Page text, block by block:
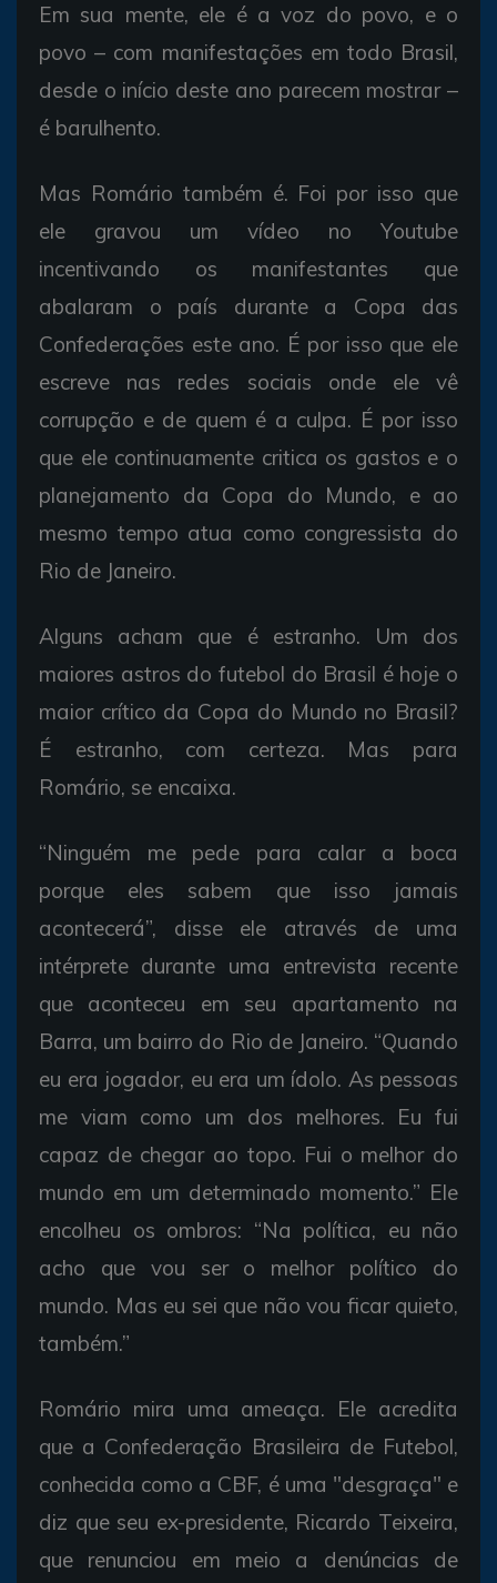
Em sua mente, ele é a voz do povo, e o
povo – com manifestações em todo Brasil,
desde o início deste ano parecem mostrar –
é barulhento.
Mas Romário também é. Foi por isso que
ele gravou um vídeo no Youtube
incentivando os manifestantes que
abalaram o país durante a Copa das
Confederações este ano. É por isso que ele
escreve nas redes sociais onde ele vê
corrupção e de quem é a culpa. É por isso
que ele continuamente critica os gastos e o
planejamento da Copa do Mundo, e ao
mesmo tempo atua como congressista do
Rio de Janeiro.
Alguns acham que é estranho. Um dos
maiores astros do futebol do Brasil é hoje o
maior crítico da Copa do Mundo no Brasil?
É estranho, com certeza. Mas para
Romário, se encaixa.
“Ninguém me pede para calar a boca
porque eles sabem que isso jamais
acontecerá”, disse ele através de uma
intérprete durante uma entrevista recente
que aconteceu em seu apartamento na
Barra, um bairro do Rio de Janeiro. “Quando
eu era jogador, eu era um ídolo. As pessoas
me viam como um dos melhores. Eu fui
capaz de chegar ao topo. Fui o melhor do
mundo em um determinado momento.” Ele
encolheu os ombros: “Na política, eu não
acho que vou ser o melhor político do
mundo. Mas eu sei que não vou ficar quieto,
também.”
Romário mira uma ameaça. Ele acredita
que a Confederação Brasileira de Futebol,
conhecida como a CBF, é uma "desgraça" e
diz que seu ex-presidente, Ricardo Teixeira,
que renunciou em meio a denúncias de